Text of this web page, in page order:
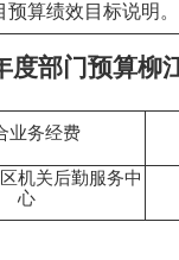
预算绩效目标说明。
度部门预算柳
业务经费
机关后勤服务中
心